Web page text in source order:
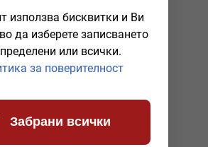
използва бисквитки и Ви
да изберете записването
или всички.
за поверителност
Забрани всички